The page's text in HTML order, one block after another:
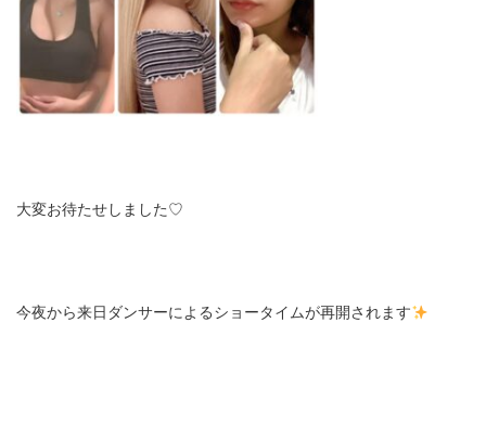
大変お待たせしました♡
今夜から来日ダンサーによるショータイムが再開されます